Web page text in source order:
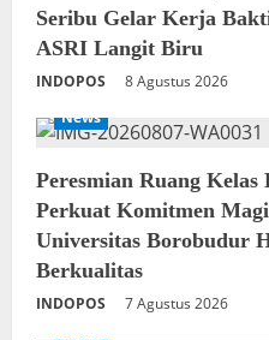
Seribu Gelar Kerja
ASRI Langit Biru
INDOPOS
8 Agustus 2026
News
Peresmian Ruang
Perkuat Komitmen
Universitas Borobudur
Berkualitas
INDOPOS
7 Agustus 2026